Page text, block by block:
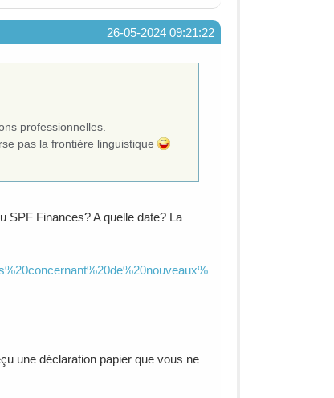
26-05-2024 09:21:22
professionnelles.
pas la frontière linguistique
SPF Finances? A quelle date? La
une déclaration papier que vous ne